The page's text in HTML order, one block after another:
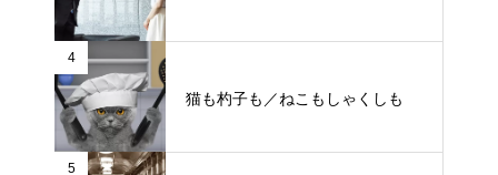
4
猫も杓子も／ねこもしゃくしも
5